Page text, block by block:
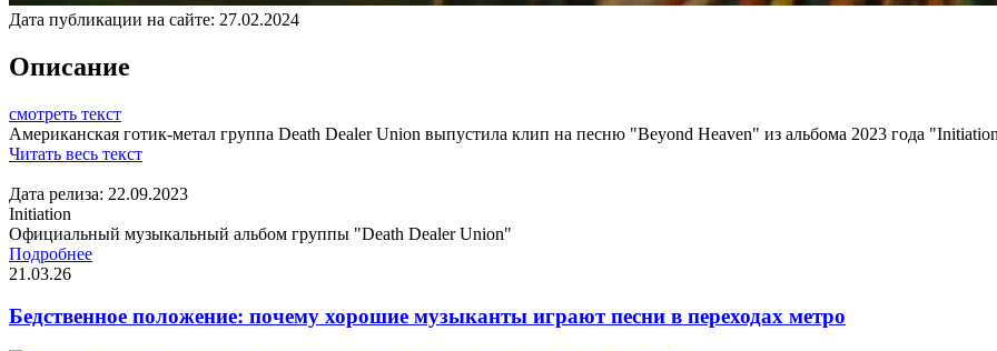
Дата публикации на сайте: 27.02.2024
Описание
смотреть текст
Американская готик-метал группа Death Dealer Union выпустила клип на песню "Beyond Heaven" из альбома 2023 года
Читать весь текст
Дата релиза: 22.09.2023
Initiation
Официальный музыкальный альбом группы "Death Dealer Union"
Подробнее
21.03.26
Бедственное положение: почему хорошие музыканты играют песни в переходах метро